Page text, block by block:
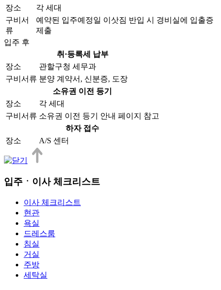
장소
각 세대
구비서
류
예약된 입주예정일 이삿짐 반입 시 경비실에 입출증
제출
입주 후
취·등록세 납부
장소
관할구청 세무과
구비서류 분양 계약서, 신분증, 도장
소유권 이전 등기
장소
각 세대
구비서류 소유권 이전 등기 안내 페이지 참고
하자 접수
장소
A/S 센터
입주ㆍ이사 체크리스트
이사 체크리스트
현관
욕실
드레스룸
침실
거실
주방
세탁실